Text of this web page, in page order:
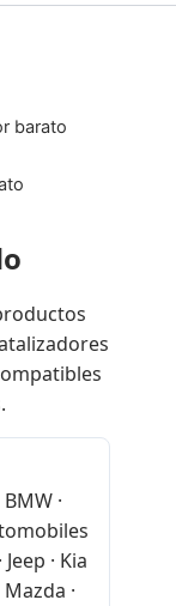
barato
·
· Kia
Mazda ·